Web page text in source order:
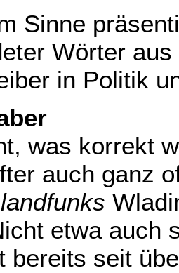
Sinne
Wörter
in Politik
was korrekt
auch ganz
etwa auch
bereits seit